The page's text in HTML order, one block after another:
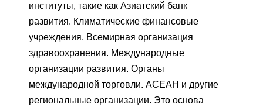
институты, такие как Азиатский банк
развития. Климатические финансовые
учреждения. Всемирная организация
здравоохранения. Международные
организации развития. Органы
международной торговли. АСЕАН и другие
региональные организации. Это основа